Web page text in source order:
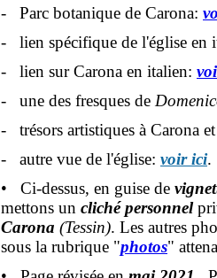
- Parc botanique de Carona:
- lien spécifique de l'église en
- lien sur Carona en italien:
- une des fresques de
- trésors artistiques à Carona
- autre vue de l'église: voir ici.
• Ci-dessus, en guise de
mettons un cliché personnel
Carona (Tessin). Les autres
sous la rubrique "photos"